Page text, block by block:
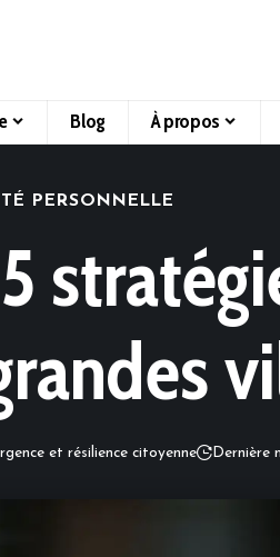
Blog À propos
PERSONNELLE
et résilience citoyenne Dernière